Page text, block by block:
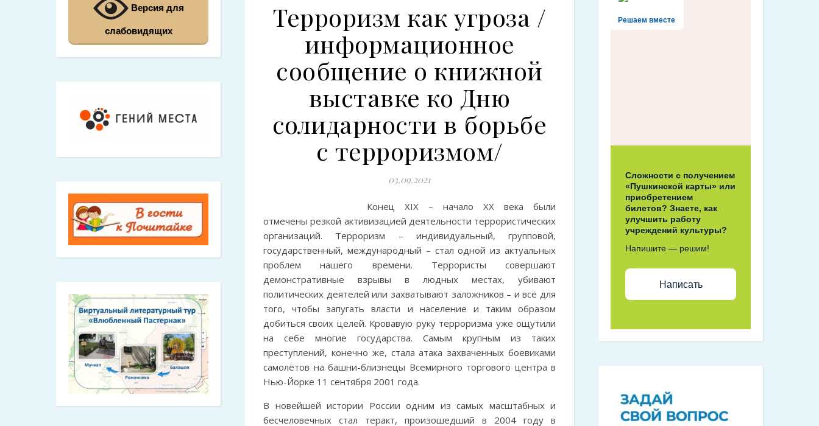
Версия для
слабовидящих
Терроризм как угроза /
информационное
сообщение о книжной
выставке ко Дню
солидарности в борьбе
с терроризмом/
03.09.2021
Конец XIX – начало XX века были
отмечены резкой активизацией деятельности террористических
организаций. Терроризм – индивидуальный, групповой,
государственный, международный – стал одной из актуальных
проблем нашего времени. Террористы совершают
демонстративные взрывы в людных местах, убивают
политических деятелей или захватывают заложников – и всё для
того, чтобы запугать власти и население и таким образом
добиться своих целей. Кровавую руку терроризма уже ощутили
на себе многие государства. Самым крупным из таких
преступлений, конечно же, стала атака захваченных боевиками
самолётов на башни-близнецы Всемирного торгового центра в
Нью-Йорке 11 сентября 2001 года.
В новейшей истории России одним из самых масштабных и
бесчеловечных стал теракт, произошедший в 2004 году в
Решаем вместе
Сложности с получением
«Пушкинской карты» или
приобретением
билетов? Знаете, как
улучшить работу
учреждений культуры?
Напишите — решим!
Написать